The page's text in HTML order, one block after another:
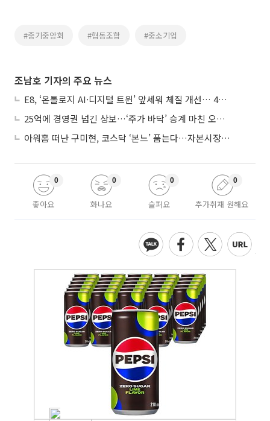
#중기중앙회 #협동조합 #중소기업
조남호 기자의 주요 뉴스
E8, ‘온톨로지 AI·디지털 트윈’ 앞세워 체질 개선… 4분기 흑자전환 총력
25억에 경영권 넘긴 상보…‘주가 바닥’ 승계 마친 오너 2세, 주가 부양 나설까
아워홈 떠난 구미현, 코스닥 ‘본느’ 품는다…자본시장 전면 등판
좋아요
0
화나요
0
슬퍼요
0
추가취재 원해요
0